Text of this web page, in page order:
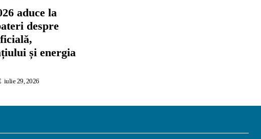
aduce la
despre
și energia
iulie 29, 2026